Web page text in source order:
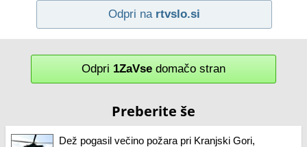
Odpri na rtvslo.si
Odpri 1ZaVse domačo stran
Preberite še
Dež pogasil večino požara pri Kranjski Gori,